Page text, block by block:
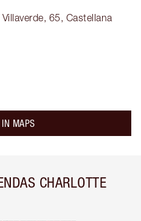
65, Castellana
MAPS
CHARLOTTE